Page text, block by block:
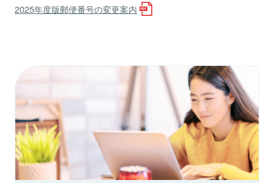
2025年度版郵便番号の変更案内